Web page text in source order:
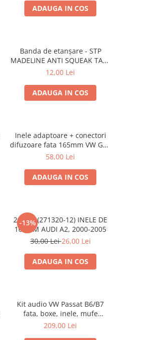
ADAUGA IN COS
Banda de etanșare - STP
MADELINE ANTI SQUEAK TAPE
- 15 x 2000mm
12,00 Lei
ADAUGA IN COS
Inele adaptoare + conectori
difuzoare fata 165mm VW Golf
V, VI
58,00 Lei
ADAUGA IN COS
-13%
20.450 (271320-12) INELE DE
16.5CM AUDI A2, 2000-2005
30,00 Lei26,00 Lei
ADAUGA IN COS
Kit audio VW Passat B6/B7
fata, boxe, inele, mufe
adaptoare Excalibur X172
209,00 Lei